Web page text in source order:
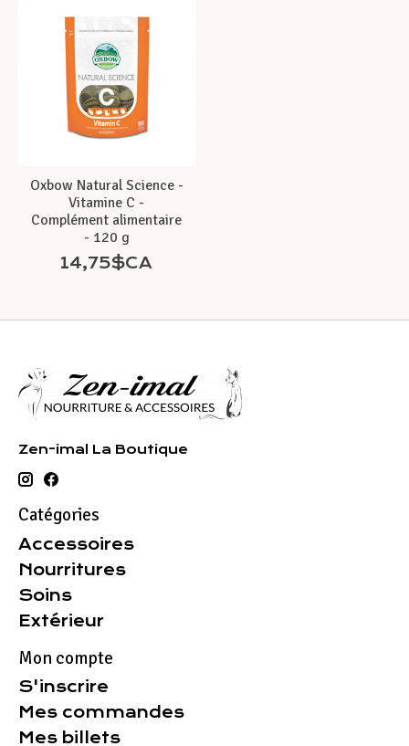
Oxbow Natural Science -
Vitamine C -
Complément alimentaire
- 120 g
14,75$CA
Zen-imal La Boutique
Catégories
Accessoires
Nourritures
Soins
Extérieur
Mon compte
S'inscrire
Mes commandes
Mes billets